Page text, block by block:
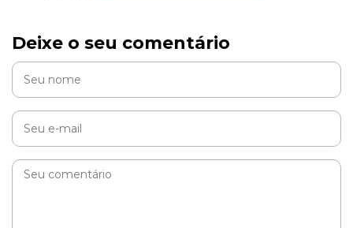
Ingridy
Gostaria de saber mais comidas que coelho pode comer
Deixe o seu comentário